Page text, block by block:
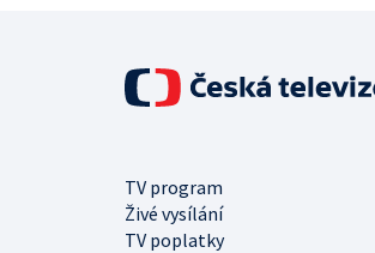
TV program
Živé vysílání
TV poplatky